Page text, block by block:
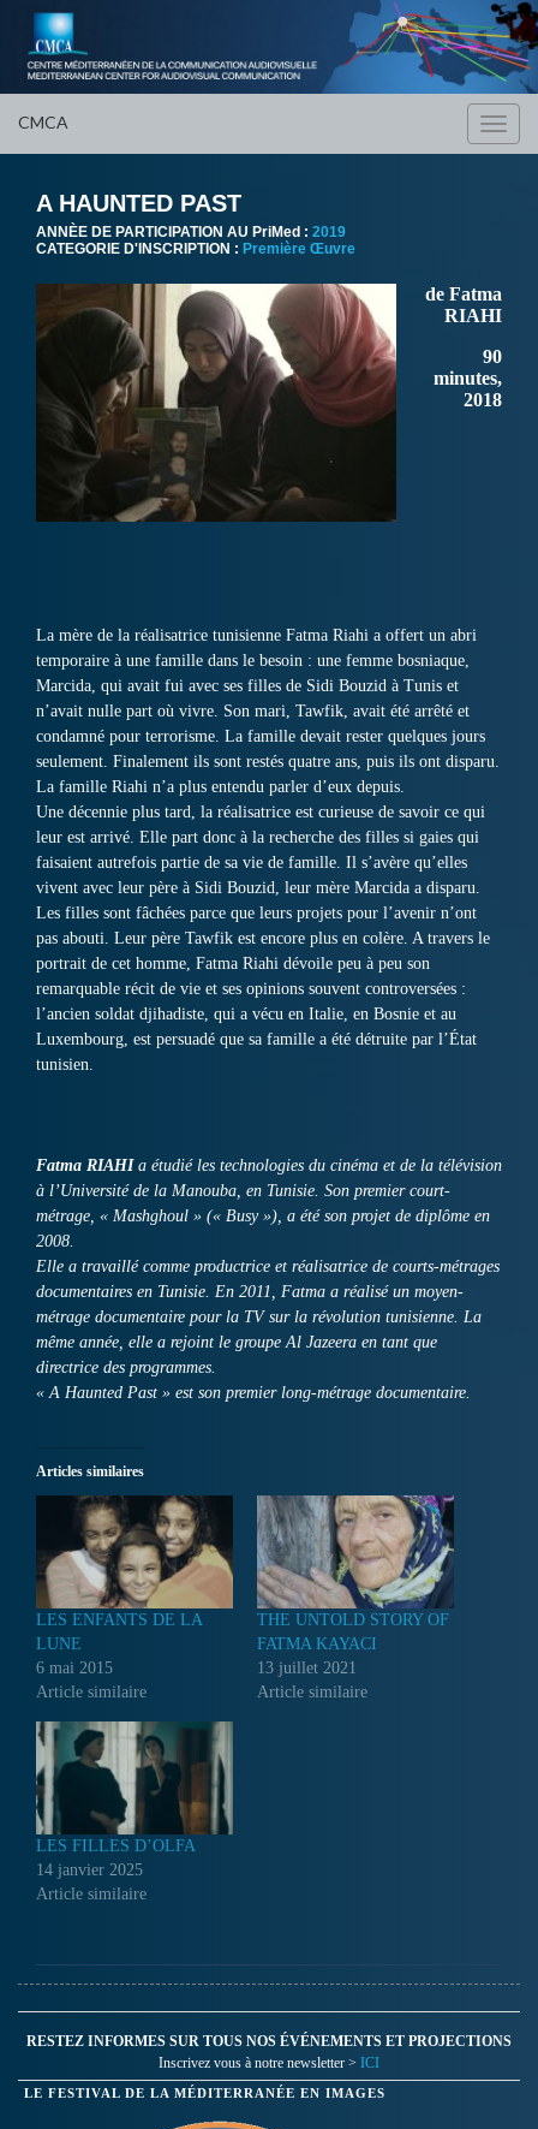
CMCA
A HAUNTED PAST
ANNÈE DE PARTICIPATION AU PriMed : 2019
CATEGORIE D'INSCRIPTION : Première Œuvre
de Fatma
RIAHI
90
minutes,
2018
La mère de la réalisatrice tunisienne Fatma Riahi a offert un abri
temporaire à une famille dans le besoin : une femme bosniaque,
Marcida, qui avait fui avec ses filles de Sidi Bouzid à Tunis et
n’avait nulle part où vivre. Son mari, Tawfik, avait été arrêté et
condamné pour terrorisme. La famille devait rester quelques jours
seulement. Finalement ils sont restés quatre ans, puis ils ont disparu.
La famille Riahi n’a plus entendu parler d’eux depuis.
Une décennie plus tard, la réalisatrice est curieuse de savoir ce qui
leur est arrivé. Elle part donc à la recherche des filles si gaies qui
faisaient autrefois partie de sa vie de famille. Il s’avère qu’elles
vivent avec leur père à Sidi Bouzid, leur mère Marcida a disparu.
Les filles sont fâchées parce que leurs projets pour l’avenir n’ont
pas abouti. Leur père Tawfik est encore plus en colère. A travers le
portrait de cet homme, Fatma Riahi dévoile peu à peu son
remarquable récit de vie et ses opinions souvent controversées :
l’ancien soldat djihadiste, qui a vécu en Italie, en Bosnie et au
Luxembourg, est persuadé que sa famille a été détruite par l’État
tunisien.
Fatma RIAHIa étudié les technologies du cinéma et de la télévision
à l’Université de la Manouba, en Tunisie. Son premier court-
métrage, « Mashghoul » (« Busy »), a été son projet de diplôme en
2008.
Elle a travaillé comme productrice et réalisatrice de courts-métrages
documentaires en Tunisie. En 2011, Fatma a réalisé un moyen-
métrage documentaire pour la TV sur la révolution tunisienne. La
même année, elle a rejoint le groupe Al Jazeera en tant que
directrice des programmes.
« A Haunted Past » est son premier long-métrage documentaire.
Articles similaires
LES ENFANTS DE LA
LUNE
6 mai 2015
Article similaire
THE UNTOLD STORY OF
FATMA KAYACI
13 juillet 2021
Article similaire
LES FILLES D’OLFA
14 janvier 2025
Article similaire
RESTEZ INFORMES SUR TOUS NOS ÉVÉNEMENTS ET PROJECTIONS
Inscrivez vous à notre newsletter > ICI
LE FESTIVAL DE LA MÉDITERRANÉE EN IMAGES